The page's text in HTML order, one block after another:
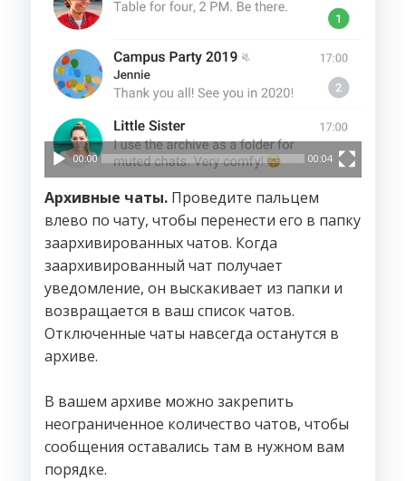
00:00 00:04
Архивные чаты. Проведите пальцем
влево по чату, чтобы перенести его в папку
заархивированных чатов. Когда
заархивированный чат получает
уведомление, он выскакивает из папки и
возвращается в ваш список чатов.
Отключенные чаты навсегда останутся в
архиве.
В вашем архиве можно закрепить
неограниченное количество чатов, чтобы
сообщения оставались там в нужном вам
порядке.